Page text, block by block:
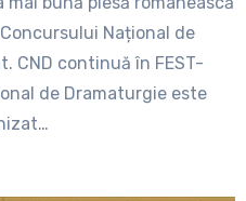
Național de
CND continuă în FEST-
de Dramaturgie este